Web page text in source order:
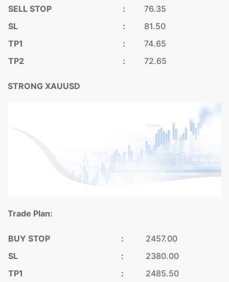
SELL STOP :
76.35
SL
:
81.50
TP1
:
74.65
TP2
: 72.65
STRONG XAUUSD
Trade Plan:
BUY STOP :
2457.00
SL
:
2380.00
TP1
:
2485.50